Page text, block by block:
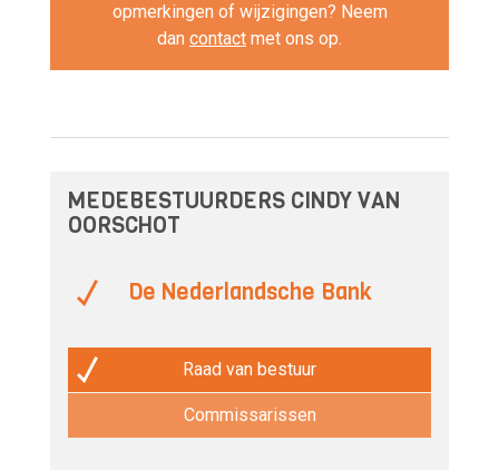
opmerkingen of wijzigingen? Neem
dan contact met ons op.
MEDEBESTUURDERS CINDY VAN
OORSCHOT
De Nederlandsche Bank
Raad van bestuur
Commissarissen